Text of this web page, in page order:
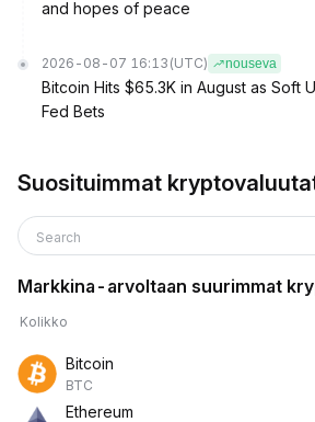
and hopes of peace
2026-08-07 16:13 (UTC) nouseva
Bitcoin Hits $65.3K in August as Soft
Fed Bets
Suosituimmat
Search
Markkina-arvoltaan suurimmat
Kolikko
Bitcoin
BTC
Ethereum